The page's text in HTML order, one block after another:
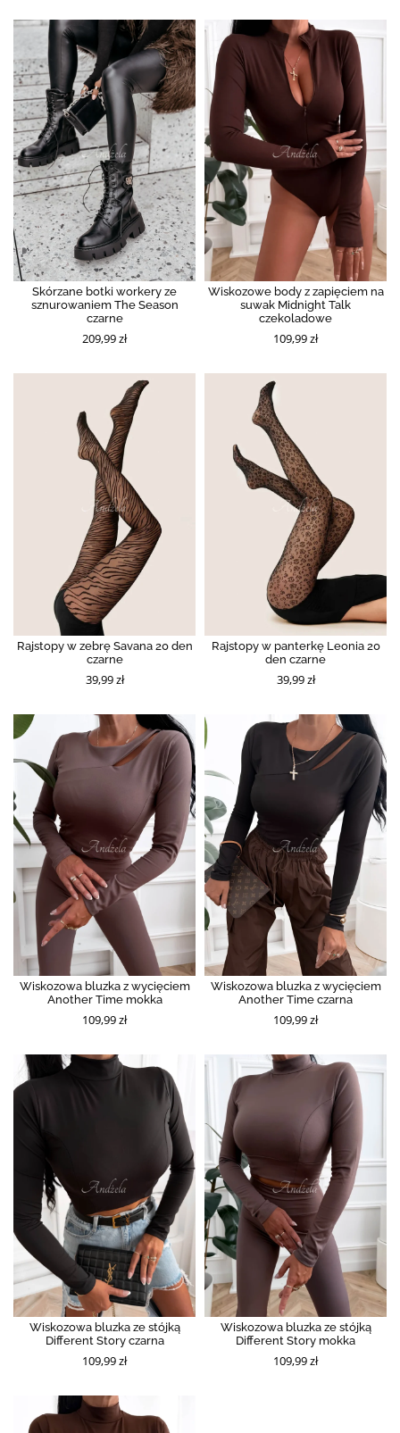
Skórzane botki workery ze
sznurowaniem The Season
czarne
209,99 zł
Wiskozowe body z zapięciem na
suwak Midnight Talk
czekoladowe
109,99 zł
Rajstopy w zebrę Savana 20 den
czarne
39,99 zł
Rajstopy w panterkę Leonia 20
den czarne
39,99 zł
Wiskozowa bluzka z wycięciem
Another Time mokka
109,99 zł
Wiskozowa bluzka z wycięciem
Another Time czarna
109,99 zł
Wiskozowa bluzka ze stójką
Different Story czarna
109,99 zł
Wiskozowa bluzka ze stójką
Different Story mokka
109,99 zł